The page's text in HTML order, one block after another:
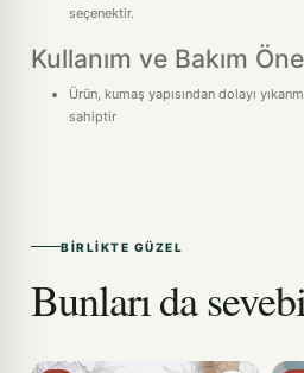
seçenektir.
Kullanım ve Bakım
Ürün, kumaş yapısından dolayı
sahiptir
BIRLIKTE GÜZEL
Bunları da